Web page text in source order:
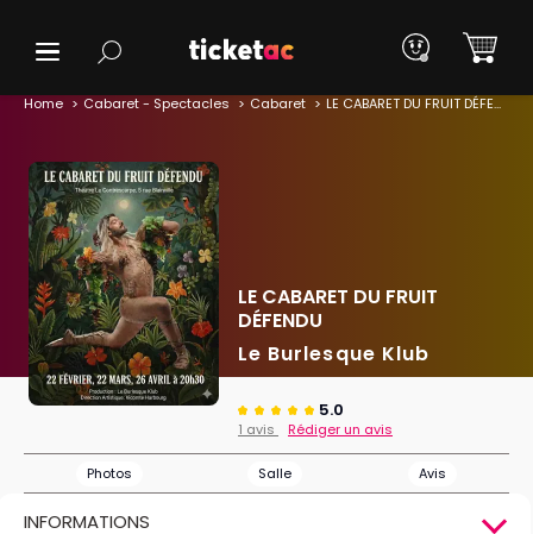
Home Cabaret - Spectacles Cabaret LE CABARET DU FRUIT DÉFENDU
LE CABARET DU FRUIT
DÉFENDU
Le Burlesque Klub
5.0
1 avis Rédiger un avis
Photos Salle Avis
INFORMATIONS